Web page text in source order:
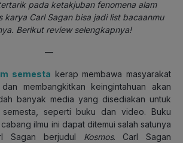
pada ketakjuban fenomena alam
karya Carl Sagan bisa jadi list bacaanmu
Berikut review selengkapnya!
—
semesta kerap membawa masyarakat
membangkitkan keingintahuan akan
banyak media yang disediakan untuk
semesta, seperti buku dan video. Buku
ilmu ini dapat ditemui salah satunya
Sagan berjudul Kosmos. Carl Sagan